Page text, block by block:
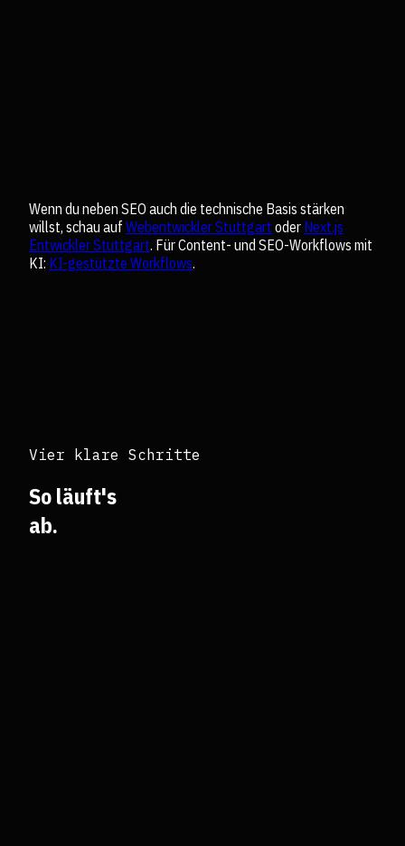
Wenn du neben SEO auch die technische Basis stärken
willst, schau auf Webentwickler Stuttgart oder Next.js
Entwickler Stuttgart. Für Content- und SEO-Workflows mit
KI: KI-gestützte Workflows.
Vier klare Schritte
So läuft's
ab.